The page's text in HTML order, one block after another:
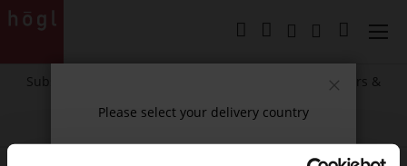
Skip
to
My Cart
Subscribe to our newsletter and receive exclusive offers &
Shopping Cart
Please select your delivery country